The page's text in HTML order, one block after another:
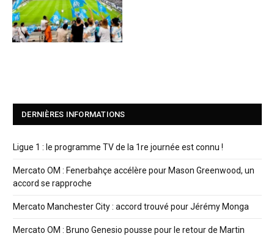
DERNIÈRES INFORMATIONS
Ligue 1 : le programme TV de la 1re journée est connu !
Mercato OM : Fenerbahçe accélère pour Mason Greenwood, un
accord se rapproche
Mercato Manchester City : accord trouvé pour Jérémy Monga
Mercato OM : Bruno Genesio pousse pour le retour de Martin